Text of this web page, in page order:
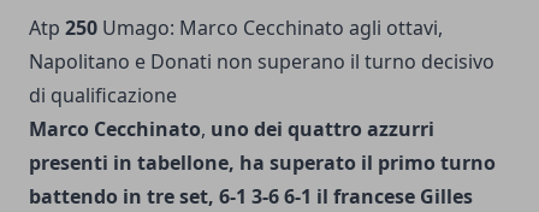
Atp 250 Umago: Marco Cecchinato agli ottavi,
Napolitano e Donati non superano il turno decisivo
di qualificazione
Marco Cecchinato, uno dei quattro azzurri
presenti in tabellone, ha superato il primo turno
battendo in tre set, 6-1 3-6 6-1 il francese Gilles